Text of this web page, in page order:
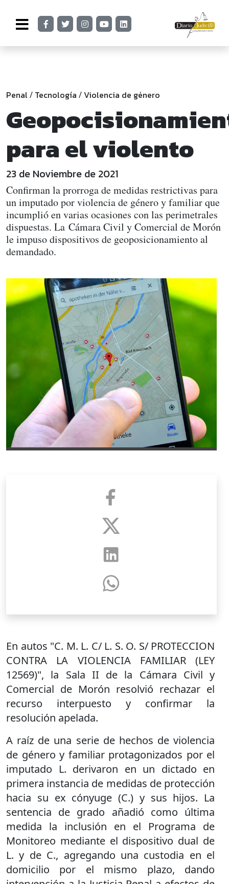
Penal/ Tecnología /Violencia de género
para el violento
23 de Noviembre de 2021
Confirman la prorroga de medidas restrictivas para
un imputado por violencia de género y familiar que
incumplió en varias ocasiones con las perimetrales
dispuestas. La Cámara Civil y Comercial de Morón
le impuso dispositivos de geoposicionamiento al
demandado.
En autos "C. M. L. C/ L. S. O. S/ PROTECCION
CONTRA LA VIOLENCIA FAMILIAR (LEY
12569)", la Sala II de la Cámara Civil y
Comercial de Morón resolvió rechazar el
recurso interpuesto y confirmar la
resolución apelada.
A raíz de una serie de hechos de violencia
de género y familiar protagonizados por el
imputado L. derivaron en un dictado en
primera instancia de medidas de protección
hacia su ex cónyuge (C.) y sus hijos. La
sentencia de grado añadió como última
medida la inclusión en el Programa de
Monitoreo mediante el dispositivo dual de
L. y de C., agregando una custodia en el
domicilio por el mismo plazo, dando